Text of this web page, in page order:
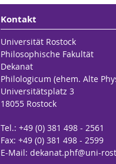
Kontakt
Universität Rostock
Philosophische Fakultät
Dekanat
Philologicum (ehem. Alte
Universitätsplatz 3
18055 Rostock
Tel.: +49 (0) 381 498 - 2561
Fax: +49 (0) 381 498 - 2599
E-Mail: dekanat.phf@uni-